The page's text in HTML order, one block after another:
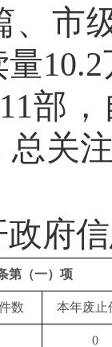
、市
部
关
政府
第（一）项
数 本年废止
0